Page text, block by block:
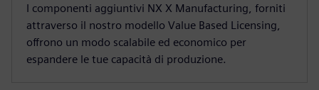
I componenti aggiuntivi NX X Manufacturing, forniti
attraverso il nostro modello Value Based Licensing,
offrono un modo scalabile ed economico per
espandere le tue capacità di produzione.